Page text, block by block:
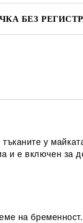
БЕЗ
у
и е включен за
на бременност.